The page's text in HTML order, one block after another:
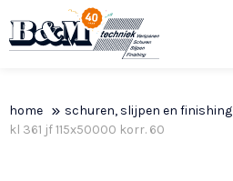
home schuren, slijpen en finishing
kl 361 jf 115x50000 korr. 60